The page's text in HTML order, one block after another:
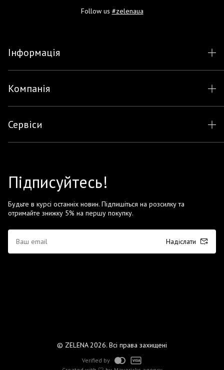
Follow us #zelenaua
Інформація
Компанія
Сервіси
Підписуйтесь!
Будьте в курсі останніх новин. Підпишіться на розсилку та
отримайте знижку 5% на першу покупку.
Надіслати
© ZELENA 2026. Всі права захищені
Verified by